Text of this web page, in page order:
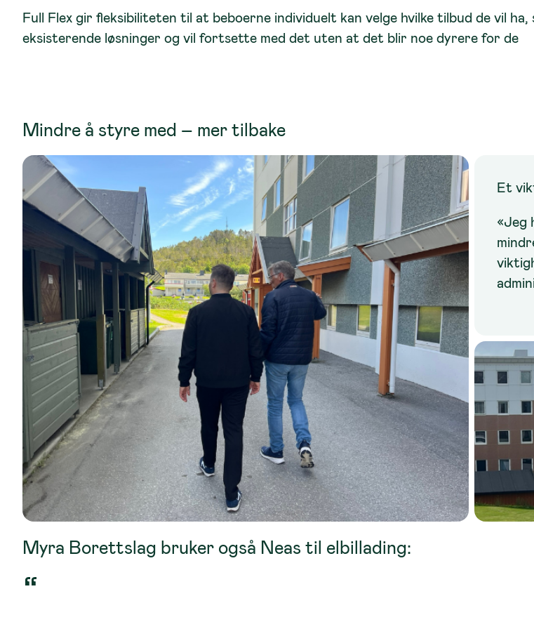
Full Flex gir fleksibiliteten til at beboerne individuelt kan velge hvilke tilbud de vil
eksisterende løsninger og vil fortsette med det uten at det blir noe dyrere for de
Mindre å styre med – mer tilbake
Et
«Jeg
Myra Borettslag bruker også Neas til elbillading: